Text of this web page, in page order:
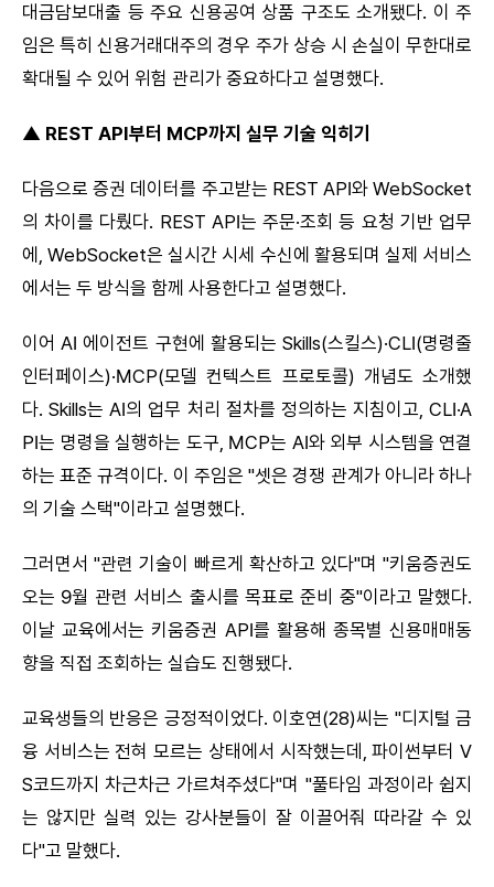
대금담보대출 등 주요 신용공여 상품 구조도 소개됐다. 이 주
임은 특히 신용거래대주의 경우 주가 상승 시 손실이 무한대로
확대될 수 있어 위험 관리가 중요하다고 설명했다.
▲ REST API부터 MCP까지 실무 기술 익히기
다음으로 증권 데이터를 주고받는 REST API와 WebSocket
의 차이를 다뤘다. REST API는 주문·조회 등 요청 기반 업무
에, WebSocket은 실시간 시세 수신에 활용되며 실제 서비스
에서는 두 방식을 함께 사용한다고 설명했다.
이어 AI 에이전트 구현에 활용되는 Skills(스킬스)·CLI(명령줄
인터페이스)·MCP(모델 컨텍스트 프로토콜) 개념도 소개했
다. Skills는 AI의 업무 처리 절차를 정의하는 지침이고, CLI·A
PI는 명령을 실행하는 도구, MCP는 AI와 외부 시스템을 연결
하는 표준 규격이다. 이 주임은 "셋은 경쟁 관계가 아니라 하나
의 기술 스택"이라고 설명했다.
그러면서 "관련 기술이 빠르게 확산하고 있다"며 "키움증권도
오는 9월 관련 서비스 출시를 목표로 준비 중"이라고 말했다.
이날 교육에서는 키움증권 API를 활용해 종목별 신용매매동
향을 직접 조회하는 실습도 진행됐다.
교육생들의 반응은 긍정적이었다. 이호연(28)씨는 "디지털 금
융 서비스는 전혀 모르는 상태에서 시작했는데, 파이썬부터 V
S코드까지 차근차근 가르쳐주셨다"며 "풀타임 과정이라 쉽지
는 않지만 실력 있는 강사분들이 잘 이끌어줘 따라갈 수 있
다"고 말했다.